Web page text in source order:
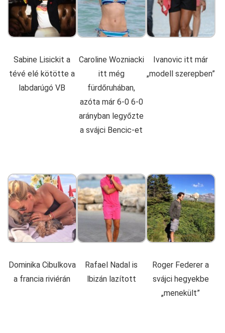
Sabine Lisickit a
tévé elé kötötte a
labdarúgó VB
Caroline Wozniacki
itt még
fürdőruhában,
azóta már 6-0 6-0
arányban legyőzte
a svájci Bencic-et
Ivanovic itt már
„modell szerepben”
Dominika Cibulkova
a francia riviérán
Rafael Nadal is
lbizán lazított
Roger Federer a
svájci hegyekbe
„menekült”